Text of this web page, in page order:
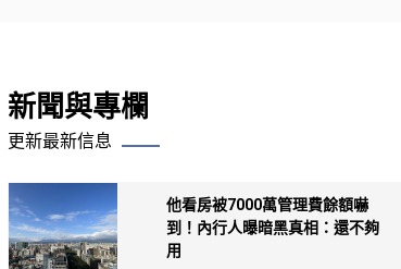
新聞與專欄
更新最新信息
他看房被7000萬管理費餘額嚇
到！內行人曝暗黑真相：還不夠
用